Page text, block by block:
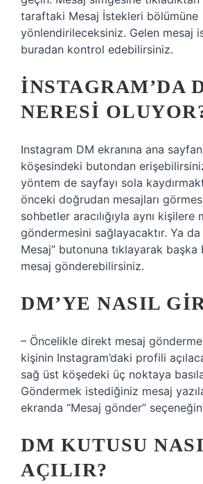
taraftaki Mesaj İstekleri bölümüne
yönlendirileceksiniz. Gelen mesaj
buradan kontrol edebilirsiniz.
İNSTAGRAM’DA
NERESI
Instagram DM ekranına ana
köşesindeki butondan
yöntem de sayfayı sola
önceki doğrudan mesajları
sohbetler aracılığıyla aynı kişilere
göndermesini sağlayacaktır. Ya da
Mesaj” butonuna tıklayarak başka
mesaj gönderebilirsiniz.
DM’YE NASIL
– Öncelikle direkt mesaj
kişinin Instagram’daki profili
sağ üst köşedeki üç noktaya
Göndermek istediğiniz mesaj
ekranda “Mesaj gönder”
DM KUTUSU
AÇILIR?